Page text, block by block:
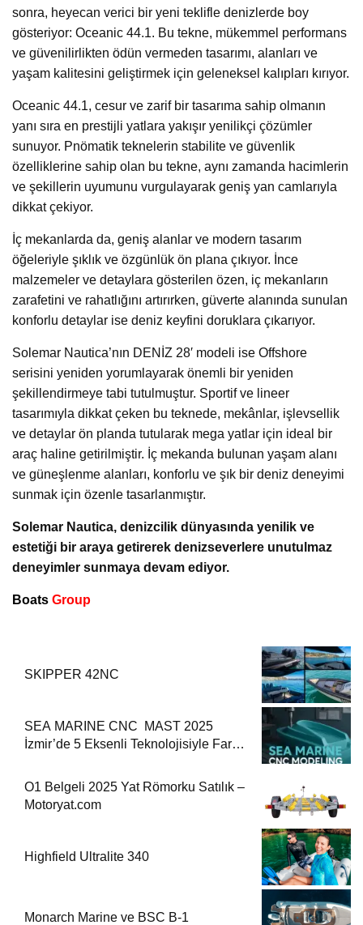
sonra, heyecan verici bir yeni teklifle denizlerde boy
gösteriyor: Oceanic 44.1. Bu tekne, mükemmel performans
ve güvenilirlikten ödün vermeden tasarımı, alanları ve
yaşam kalitesini geliştirmek için geleneksel kalıpları kırıyor.
Oceanic 44.1, cesur ve zarif bir tasarıma sahip olmanın
yanı sıra en prestijli yatlara yakışır yenilikçi çözümler
sunuyor. Pnömatik teknelerin stabilite ve güvenlik
özelliklerine sahip olan bu tekne, aynı zamanda hacimlerin
ve şekillerin uyumunu vurgulayarak geniş yan camlarıyla
dikkat çekiyor.
İç mekanlarda da, geniş alanlar ve modern tasarım
öğeleriyle şıklık ve özgünlük ön plana çıkıyor. İnce
malzemeler ve detaylara gösterilen özen, iç mekanların
zarafetini ve rahatlığını artırırken, güverte alanında sunulan
konforlu detaylar ise deniz keyfini doruklara çıkarıyor.
Solemar Nautica’nın DENİZ 28′ modeli ise Offshore
serisini yeniden yorumlayarak önemli bir yeniden
şekillendirmeye tabi tutulmuştur. Sportif ve lineer
tasarımıyla dikkat çeken bu teknede, mekânlar, işlevsellik
ve detaylar ön planda tutularak mega yatlar için ideal bir
araç haline getirilmiştir. İç mekanda bulunan yaşam alanı
ve güneşlenme alanları, konforlu ve şık bir deniz deneyimi
sunmak için özenle tasarlanmıştır.
Solemar Nautica, denizcilik dünyasında yenilik ve
estetiği bir araya getirerek denizseverlere unutulmaz
deneyimler sunmaya devam ediyor.
Boats Group
SKIPPER 42NC
SEA MARINE CNC MAST 2025
İzmir’de 5 Eksenli Teknolojisiyle Fark
O1 Belgeli 2025 Yat Römorku Satılık –
Motoryat.com
Highfield Ultralite 340
Monarch Marine ve BSC B-1